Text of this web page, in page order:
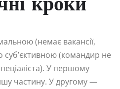
кроки
(немає вакансії,
суб’єктивною (командир не
У першому
частину. У другому —